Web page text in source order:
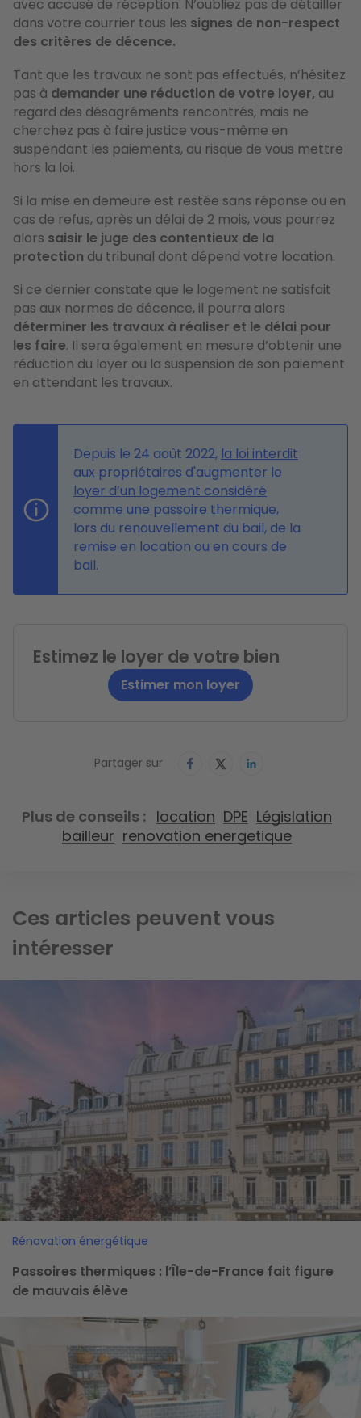
avec accusé de réception. N’oubliez pas de détailler
dans votre courrier tous les signes de non-respect
des critères de décence.
Tant que les travaux ne sont pas effectués, n’hésitez
pas à demander une réduction de votre loyer, au
regard des désagréments rencontrés, mais ne
cherchez pas à faire justice vous-même en
suspendant les paiements, au risque de vous mettre
hors la loi.
Si la mise en demeure est restée sans réponse ou en
cas de refus, après un délai de 2 mois, vous pourrez
alors saisir le juge des contentieux de la
protection du tribunal dont dépend votre location.
Si ce dernier constate que le logement ne satisfait
pas aux normes de décence, il pourra alors
déterminer les travaux à réaliser et le délai pour
les faire. Il sera également en mesure d’obtenir une
réduction du loyer ou la suspension de son paiement
en attendant les travaux.
Depuis le 24 août 2022, la loi interdit
aux propriétaires d'augmenter le
loyer d’un logement considéré
comme une passoire thermique,
lors du renouvellement du bail, de la
remise en location ou en cours de
bail.
Estimez le loyer de votre bien
Estimer mon loyer
Partager sur
Plus de conseils location DPE Législation
bailleur renovation energetique
Ces articles peuvent vous
intéresser
Rénovation énergétique
Passoires thermiques : l’Île-de-France fait figure
de mauvais élève